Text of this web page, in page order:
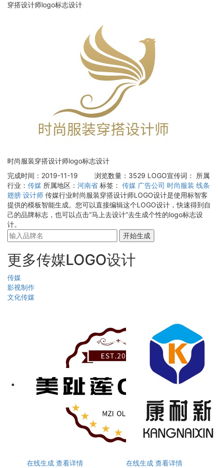
穿搭设计师logo标志设计
时尚服装穿搭设计师logo标志设计
完成时间：2019-11-19
浏览数量：3529 LOGO宣传词：
所属
行业： 传媒 所属地区： 河南省 标签： 传媒 广告公司 时尚服装 线条
翅膀 设计师 传媒行业时尚服装穿搭设计师LOGO设计是使用标智客
提供的模板智能生成。您可以直接编辑这个LOGO设计，快速得到自
己的品牌标志，也可以点击“马上去设计”去生成个性的logo标志设
计。
开始生成
更多传媒LOGO设计
传媒
影视制作
文化传媒
在线生成 查看详情
在线生成 查看详情